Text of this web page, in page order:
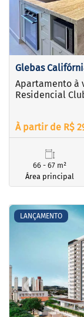
Glebas
Apartamento à
Residencial
À partir de R$
66 - 67 m²
Área principal
LANÇAMENTO
< <<<
‹Previous